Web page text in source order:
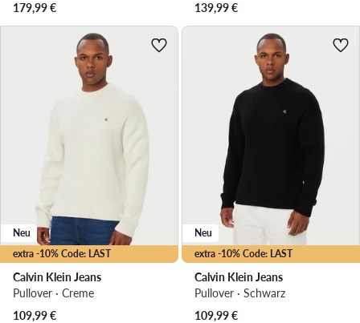
179,99€
139,99€
extra -10% Code: LAST
Neu
Calvin Klein Jeans
Pullover · Creme
109,99€
extra -10% Code: LAST
Neu
Calvin Klein Jeans
Pullover · Schwarz
109,99€